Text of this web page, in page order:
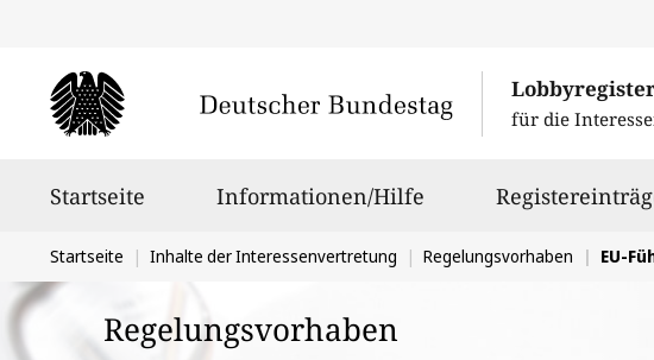
für die
Startseite Informationen/Hilfe
Sie
befinden
sich
Startseite Inhalte der Interessenvertretung Regelungsvorhaben EU-
Regelungsvorhaben